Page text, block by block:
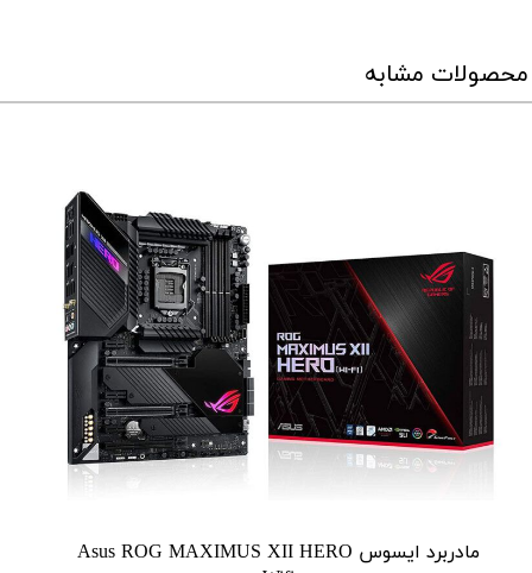
محصولات مشابه
مادربرد ایسوس Asus ROG MAXIMUS XII HERO